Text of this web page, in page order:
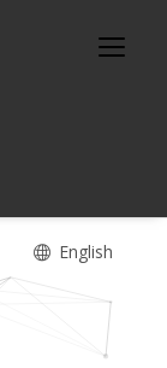
English